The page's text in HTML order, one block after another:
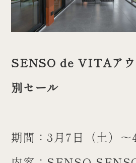
SENSO de VITAアウ
別セール
期間：3月7日（土）～